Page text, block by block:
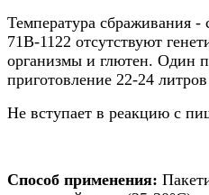
Температура сбраживания
71B-1122 отсутствуют
организмы и глютен. Один
приготовление 22-24
Не вступает в реакцию с
Способ применения: